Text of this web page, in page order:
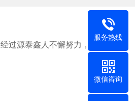
服务热线
微信咨询
过源泰鑫人不懈努力，积